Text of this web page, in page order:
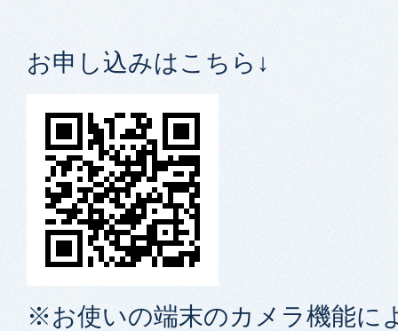
お申し込みはこちら↓
※お使いの端末のカメラ機能に